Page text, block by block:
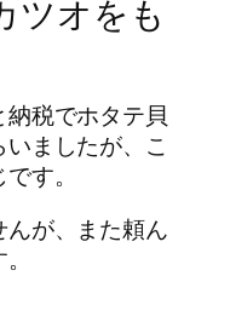
ツオをも
税でホタテ貝
ましたが、こ
す。
が、また頼ん